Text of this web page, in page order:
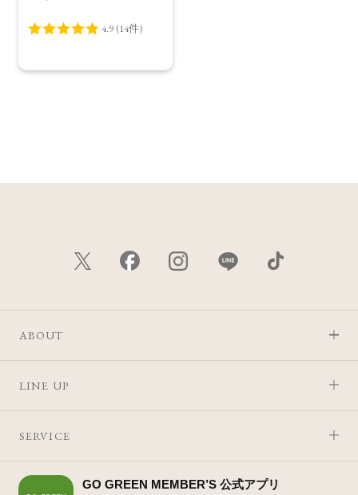
ABOUT
LINE UP
SERVICE
GO GREEN MEMBER’S 公式アプリ